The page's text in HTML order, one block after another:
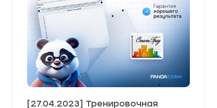
[27.04.2023] Тренировочная